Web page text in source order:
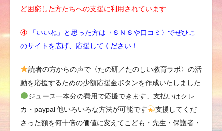
ど困窮した方たちへの支援に利用されています
④
「いいね」と思った方は〈ＳＮＳや口コミ〉でぜひこ
のサイトを広げ、応援してください！
読者の方からの声で〈たの研／たのしい教育ラボ〉の活
動を応援するための少額応援金ボタンを作成いたしました
ジュース一本分の費用で応援できます。支払いはクレ
カ・paypal 他いろいろな方法が可能です
支援してくだ
さった額を何十倍の価値に変えてこども・先生・保護者・